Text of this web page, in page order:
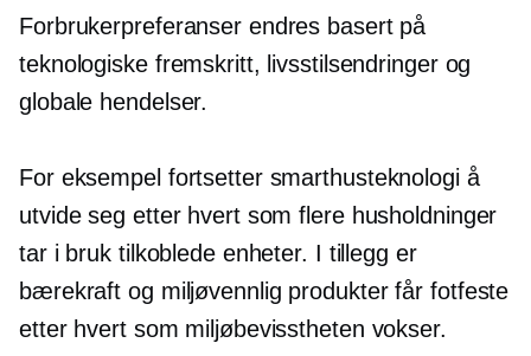
Forbrukerpreferanser endres basert på
teknologiske fremskritt, livsstilsendringer og
globale hendelser.
For eksempel fortsetter smarthusteknologi å
utvide seg etter hvert som flere husholdninger
tar i bruk tilkoblede enheter. I tillegg er
bærekraft og miljøvennlig produkter får fotfeste
etter hvert som miljøbevisstheten vokser.